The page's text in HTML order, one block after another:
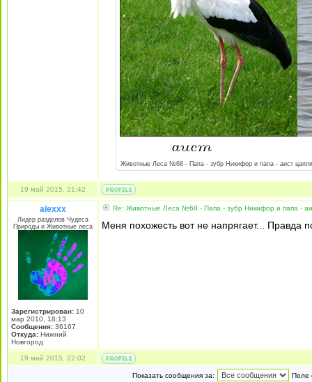
Животные Леса №68 - Папа - зубр Никифор и папа - аист
19 май 2015, 21:42
alexxx
Лидер разделов Чудеса
Природы и Животные леса
Зарегистрирован: 10
мар 2010, 18:13
Сообщения: 36167
Откуда: Нижний
Новгород
Re: Животные Леса №68 - Папа - зубр Никифор и папа -
Меня похожесть вот не напрягает... Правда
19 май 2015, 22:02
Показать сообщения за: Поле